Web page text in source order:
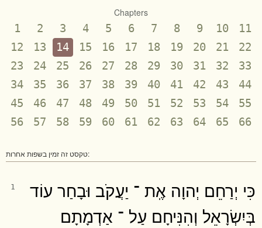
Chapters
1 2 3 4 5 6 7 8 9 10
11
12
13 14 15 16 17 18 19 20 21
22
23
24 25 26 27 28 29 30 31 32
33
34
35 36 37 38 39 40 41 42 43
44
45
46 47 48 49 50 51 52 53 54
55
56
57 58 59 60 61 62 63 64 65 66
טקסט זה זמין בשפות אחרות:
1
כִּי יְרַחֵם יְהוָה אֶֽת ־ יַעֲקֹב וּבָחַר עוֹד
בְּיִשְׂרָאֵל וְהִנִּיחָם עַל ־ אַדְמָתָם